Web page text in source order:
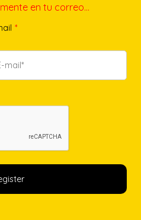
en tu correo…
*